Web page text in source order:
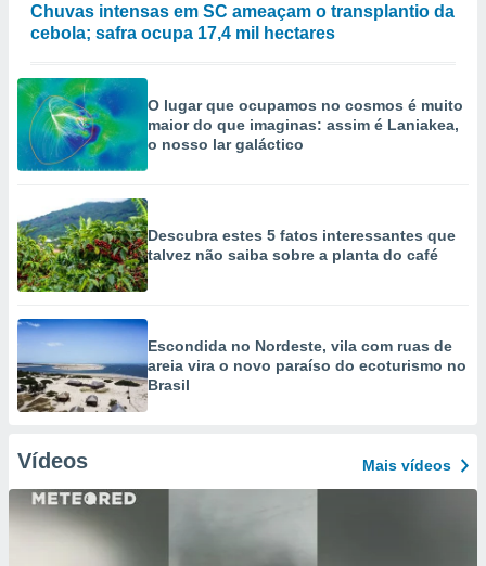
Chuvas intensas em SC ameaçam o transplantio da
cebola; safra ocupa 17,4 mil hectares
O lugar que ocupamos no cosmos é muito
maior do que imaginas: assim é Laniakea,
o nosso lar galáctico
Descubra estes 5 fatos interessantes que
talvez não saiba sobre a planta do café
Escondida no Nordeste, vila com ruas de
areia vira o novo paraíso do ecoturismo no
Brasil
Vídeos Mais vídeos